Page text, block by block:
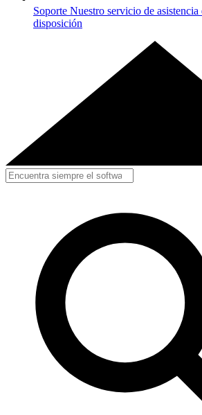
Soporte Nuestro servicio de asistencia
disposición